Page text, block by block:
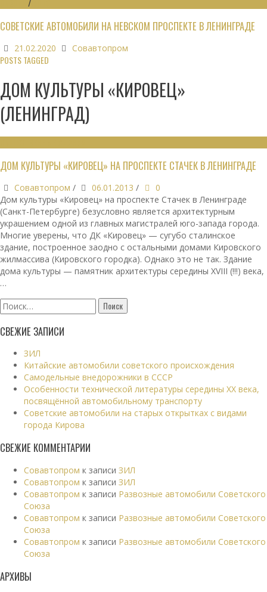
/
СОВЕТСКИЕ АВТОМОБИЛИ НА НЕВСКОМ ПРОСПЕКТЕ В ЛЕНИНГРАДЕ
21.02.2020 Совавтопром
POSTS TAGGED
ДОМ КУЛЬТУРЫ «КИРОВЕЦ»
(ЛЕНИНГРАД)
ДОМ КУЛЬТУРЫ «КИРОВЕЦ» НА ПРОСПЕКТЕ СТАЧЕК В ЛЕНИНГРАДЕ
Совавтопром / 06.01.2013 /
0
Дом культуры «Кировец» на проспекте Стачек в Ленинграде
(Санкт-Петербурге) безусловно является архитектурным
украшением одной из главных магистралей юго-запада города.
Многие уверены, что ДК «Кировец» — сугубо сталинское
здание, построенное заодно с остальными домами Кировского
жилмассива (Кировского городка). Однако это не так. Здание
дома культуры — памятник архитектуры середины XVIII (!!!) века,
…
Найти:
СВЕЖИЕ ЗАПИСИ
ЗИЛ
Китайские автомобили советского происхождения
Самодельные внедорожники в СССР
Особенности технической литературы середины XX века,
посвящённой автомобильному транспорту
Советские автомобили на старых открытках с видами
города Кирова
СВЕЖИЕ КОММЕНТАРИИ
Совавтопром к записи ЗИЛ
Совавтопром к записи ЗИЛ
Совавтопром к записи Развозные автомобили Советского
Союза
Совавтопром к записи Развозные автомобили Советского
Союза
Совавтопром к записи Развозные автомобили Советского
Союза
АРХИВЫ